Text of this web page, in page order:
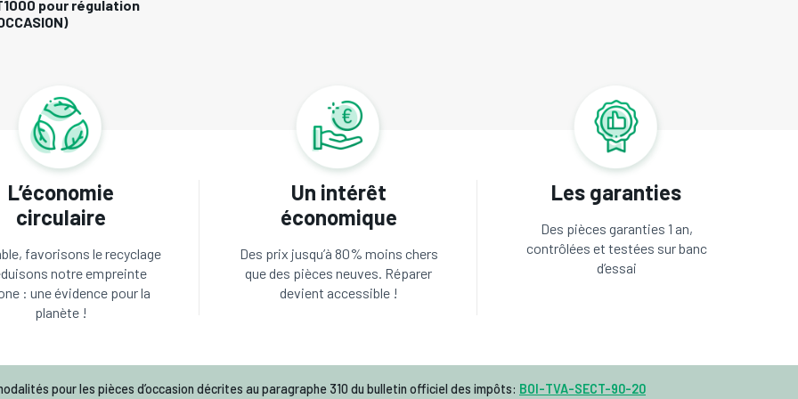
pour régulation
L’économie
circulaire
favorisons le recyclage
notre empreinte
: une évidence pour la
planète !
Un intérêt
économique
Des prix jusqu’à 80% moins chers
que des pièces neuves. Réparer
devient accessible !
Les garanties
Des pièces garanties 1 an,
contrôlées et testées sur banc
d’essai
pour les pièces d’occasion décrites au paragraphe 310 du bulletin officiel des impôts: BOI-TVA-SECT-90-20